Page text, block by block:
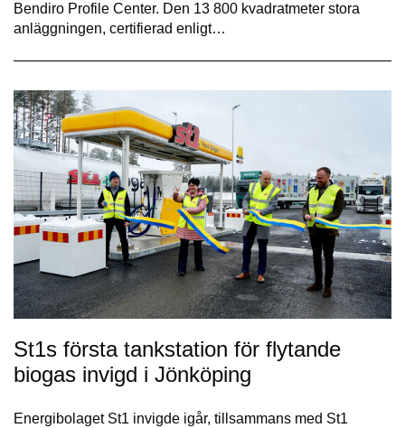
Bendiro Profile Center. Den 13 800 kvadratmeter stora
anläggningen, certifierad enligt…
St1s första tankstation för flytande
biogas invigd i Jönköping
Energibolaget St1 invigde igår, tillsammans med St1